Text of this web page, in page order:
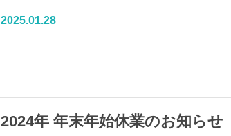
2025.01.28
2024年 年末年始休業のお知らせ